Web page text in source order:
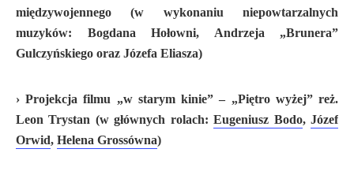
międzywojennego (w wykonaniu niepowtarzalnych
muzyków: Bogdana Hołowni, Andrzeja „Brunera”
Gulczyńskiego oraz Józefa Eliasza)
› Projekcja filmu „w starym kinie” – „Piętro wyżej” reż.
Leon Trystan (wgłównych rolach:Eugeniusz Bodo,Józef
Orwid, Helena Grossówna)